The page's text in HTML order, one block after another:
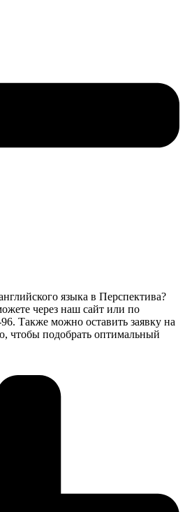
языка в Перспектива?
через наш сайт или по
Также можно оставить заявку на
чтобы подобрать оптимальный